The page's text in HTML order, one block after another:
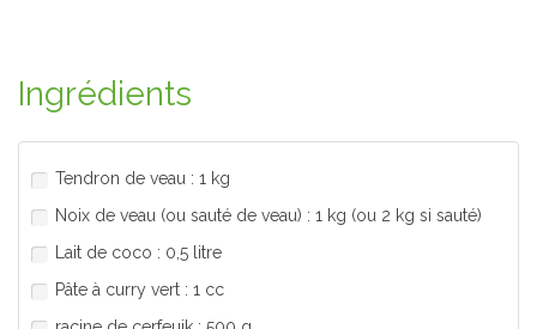
Ingrédients
Tendron de veau : 1 kg
Noix de veau (ou sauté de veau) : 1 kg (ou 2 kg si sauté)
Lait de coco : 0,5 litre
Pâte à curry vert : 1 cc